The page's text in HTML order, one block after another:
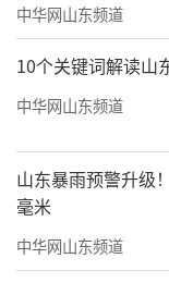
中华网山东频道
10个关键词解读山
中华网山东频道
山东暴雨预警升级
毫米
中华网山东频道